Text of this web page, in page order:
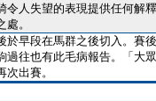
令人失望的表現提供任何解
。
於早段在馬群之後切入。賽
過往也有此毛病報告。「大
次出賽。